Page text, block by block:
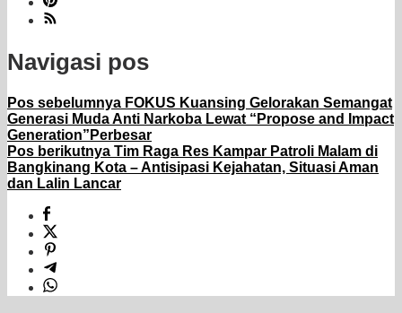
Navigasi pos
Pos sebelumnya FOKUS Kuansing Gelorakan Semangat
Generasi Muda Anti Narkoba Lewat “Propose and Impact
Generation”Perbesar
Pos berikutnya Tim Raga Res Kampar Patroli Malam di
Bangkinang Kota – Antisipasi Kejahatan, Situasi Aman
dan Lalin Lancar